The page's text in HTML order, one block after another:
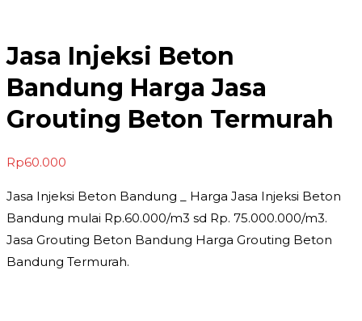
Jasa Injeksi Beton
Bandung Harga Jasa
Grouting Beton Termurah
Rp60.000
Jasa Injeksi Beton Bandung _ Harga Jasa Injeksi Beton
Bandung mulai Rp.60.000/m3 sd Rp. 75.000.000/m3.
Jasa Grouting Beton Bandung Harga Grouting Beton
Bandung Termurah.